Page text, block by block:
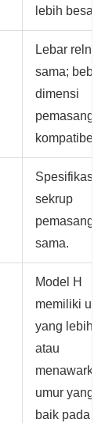
lebih besar.
Lebar relnya
sama;
dimensi
kompatibel.
Spesifikasi
sekrup
sama.
Model H
memiliki
yang lebih
atau
umur yang
baik pada